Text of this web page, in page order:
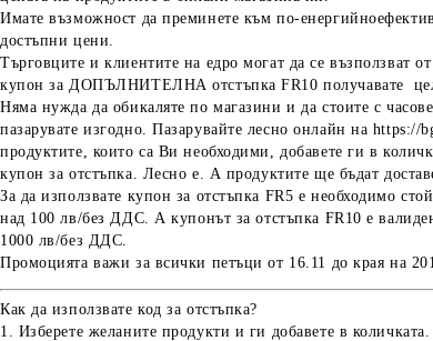
Имате възможност да преминете към по-
достъпни цени.
Търговците и клиентите на едро могат да се възползват
купон за ДОПЪЛНИТЕЛНА отстъпка FR10 получавате
Няма нужда да обикаляте по магазини и да стоите с
пазарувате изгодно. Пазарувайте лесно онлайн на https://
продуктите, които са Ви необходими, добавете ги в
купон за отстъпка. Лесно е. А продуктите ще бъдат
За да използвате купон за отстъпка FR5 е необходимо
над 100 лв/без ДДС. А купонът за отстъпка FR10 е
1000 лв/без ДДС.
Промоцията важи за всички петъци от 16.11 до края на
Как да използвате код за отстъпка?
1. Изберете желаните продукти и ги добавете в количката.